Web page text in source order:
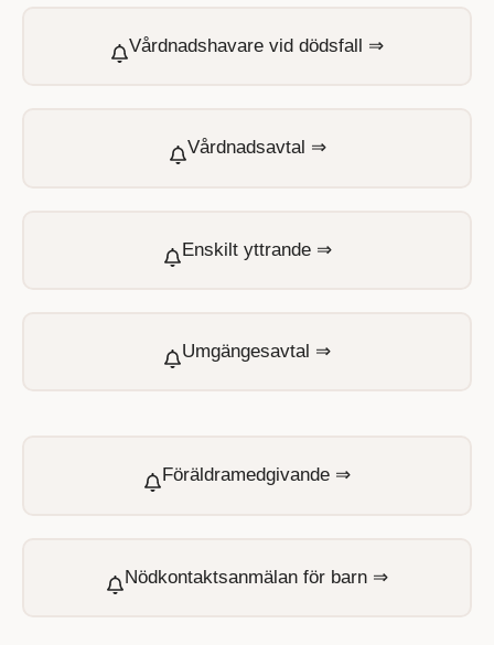
Vårdnadshavare vid dödsfall ⇒
Vårdnadsavtal ⇒
Enskilt yttrande ⇒
Umgängesavtal ⇒
Föräldramedgivande ⇒
Nödkontaktsanmälan för barn ⇒